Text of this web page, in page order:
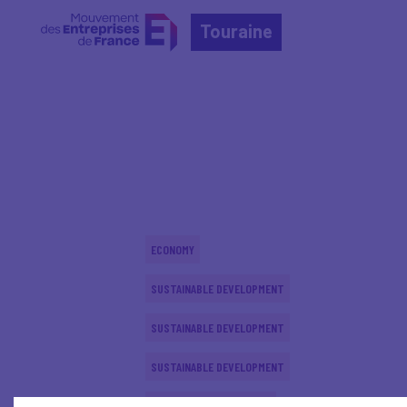
Touraine
ECONOMY
SUSTAINABLE DEVELOPMENT
SUSTAINABLE DEVELOPMENT
SUSTAINABLE DEVELOPMENT